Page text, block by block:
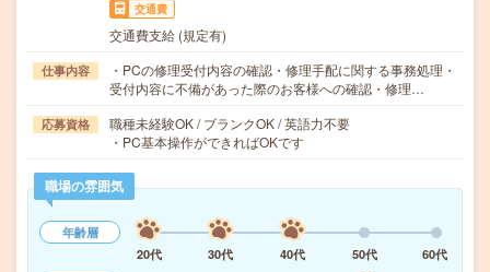
交通費
交通費支給 (規定有)
仕事内容
・PCの修理受付内容の確認・修理手配に関する事務処理・
受付内容に不備があった際のお客様への確認・修理…
応募資格
職種未経験OK / ブランクOK / 英語力不要
・PC基本操作ができればOKです
職場の雰囲気
年齢層
20代
30代 40代 50代
60代